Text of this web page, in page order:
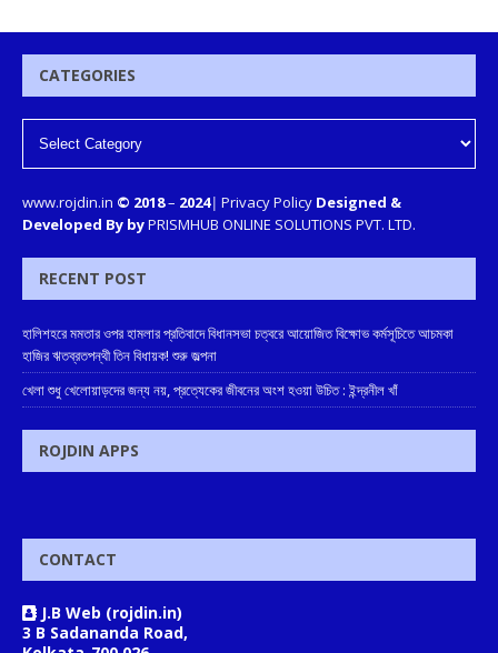
CATEGORIES
www.rojdin.in © 2018– 2024| Privacy Policy Designed &
Developed By byPRISMHUB ONLINE SOLUTIONS PVT. LTD.
RECENT POST
হালিশহরে মমতার ওপর হামলার প্রতিবাদে বিধানসভা চত্বরে আয়োজিত বিক্ষোভ কর্মসূচিতে আচমকা
হাজির ঋতব্রতপন্থী তিন বিধায়ক! শুরু জল্পনা
খেলা শুধু খেলোয়াড়দের জন্য নয়, প্রত্যেকের জীবনের অংশ হওয়া উচিত : ইন্দ্রনীল খাঁ
ROJDIN APPS
CONTACT
J.B Web (rojdin.in)
3 B Sadananda Road,